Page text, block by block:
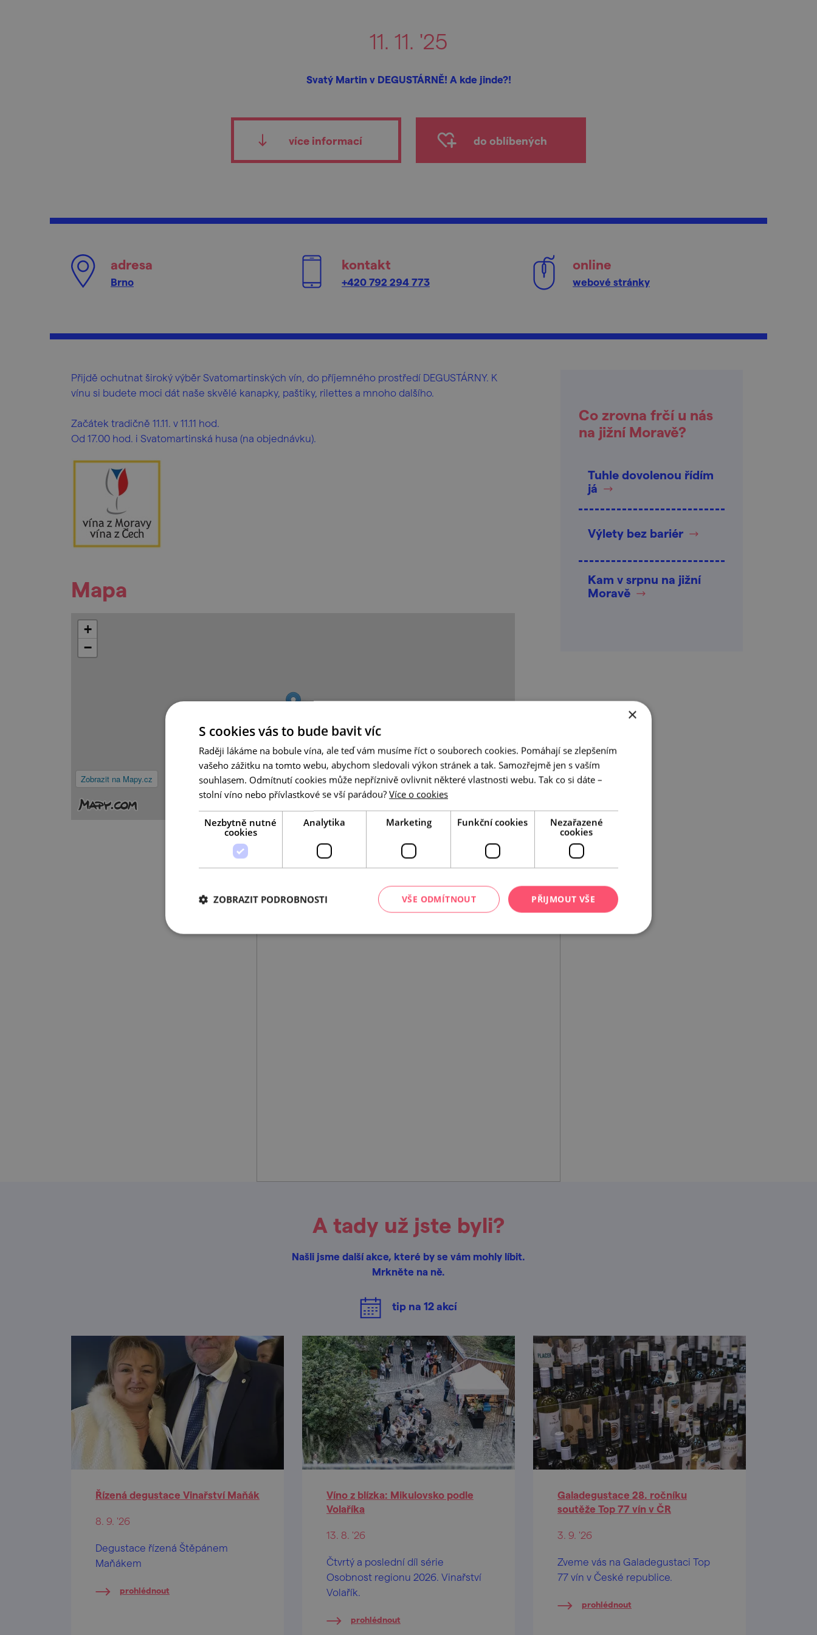
11. 11. '25
Svatý Martin v DEGUSTÁRNĚ! A kde jinde?!
více informací do oblíbených
adresa
Brno
kontakt
+420 792 294 773
online
webové stránky
Přijdě ochutnat široký výběr Svatomartinských vín, do příjemného prostředí DEGUSTÁRNY. K
vínu si budete moci dát naše skvělé kanapky, paštiky, rilettes a mnoho dalšího.
Začátek tradičně 11.11. v 11.11 hod.
Od 17.00 hod. i Svatomartinská husa (na objednávku).
Mapa
Zobrazit na Mapy.cz
+
−
Leaflet|© Seznam.cz a.s. a další
Co zrovna frčí u nás
na jižní Moravě?
Tuhle dovolenou řídím
já
Výlety bez bariér
Kam v srpnu na jižní
Moravě
A tady už jste byli?
Našli jsme další akce, které by se vám mohly líbit.
Mrkněte na ně.
tip na 12akcí
Řízená degustace Vinařství Maňák
8. 9. '26
Degustace řízená Štěpánem
Maňákem
prohlédnout
Víno z blízka: Mikulovsko podle
Volaříka
13. 8. '26
Čtvrtý a poslední díl série
Osobnost regionu 2026. Vinařství
Volařík.
prohlédnout
Galadegustace 28. ročníku
soutěže Top 77 vín v ČR
3. 9. '26
Zveme vás na Galadegustaci Top
77 vín v České republice.
prohlédnout
×
S cookies vás to bude bavit víc
Raději lákáme na bobule vína, ale teď vám musíme říct o souborech cookies. Pomáhají se zlepšením
vašeho zážitku na tomto webu, abychom sledovali výkon stránek a tak. Samozřejmě jen s vaším
souhlasem. Odmítnutí cookies může nepříznivě ovlivnit některé vlastnosti webu. Tak co si dáte –
stolní víno nebo přívlastkové se vší parádou? Více o cookies
Nezbytně nutné
cookies
Analytika Marketing Funkční cookies
Nezařazené
cookies
PŘIJMOUT VŠE
VŠE ODMÍTNOUT
ZOBRAZIT PODROBNOSTI